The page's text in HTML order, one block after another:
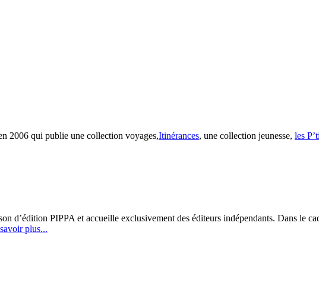
2006 qui publie une collection voyages,Itinérances, une collection jeunesse, les
d’édition PIPPA et accueille exclusivement des éditeurs indépendants. Dans le
plus...